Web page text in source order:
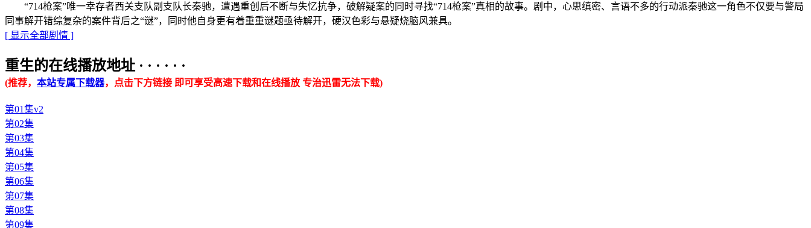
“714枪案”唯一幸存者西关支队副支队长秦驰，遭遇重创后不断与失忆抗争，破解疑案的同时寻找“714枪案”真相的故事。剧中，心思缜密、言语不多的行动派秦驰这一角色不仅要与警局
同事解开错综复杂的案件背后之“谜”，同时他自身更有着重重谜题亟待解开，硬汉色彩与悬疑烧脑风兼具。
[ 显示全部剧情 ]
重生的在线播放地址 · · · · · ·
(推荐， 本站专属下载器，点击下方链接 即可享受高速下载和在线播放 专治迅雷无法下载)
第01集v2
第02集
第03集
第04集
第05集
第06集
第07集
第08集
第09集